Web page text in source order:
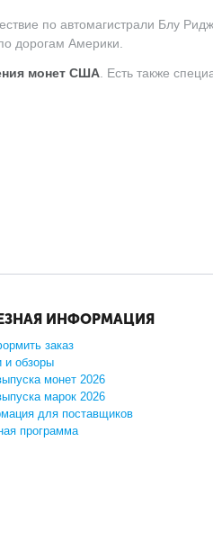
по автомагистрали Блу
дорогам Америки.
монет США . Есть также
ИНФОРМАЦИЯ
заказ
и обзоры
монет 2026
марок 2026
для поставщиков
программа